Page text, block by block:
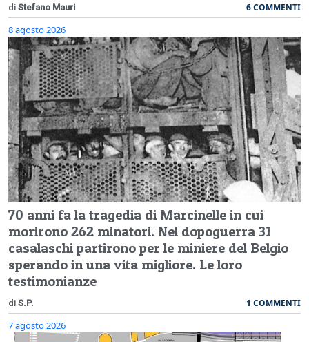
di Stefano Mauri 6 COMMENTI
8 agosto 2026
70 anni fa la tragedia di Marcinelle in cui
morirono 262 minatori. Nel dopoguerra 31
casalaschi partirono per le miniere del Belgio
sperando in una vita migliore. Le loro
testimonianze
di S.P. 1 COMMENTI
7 agosto 2026